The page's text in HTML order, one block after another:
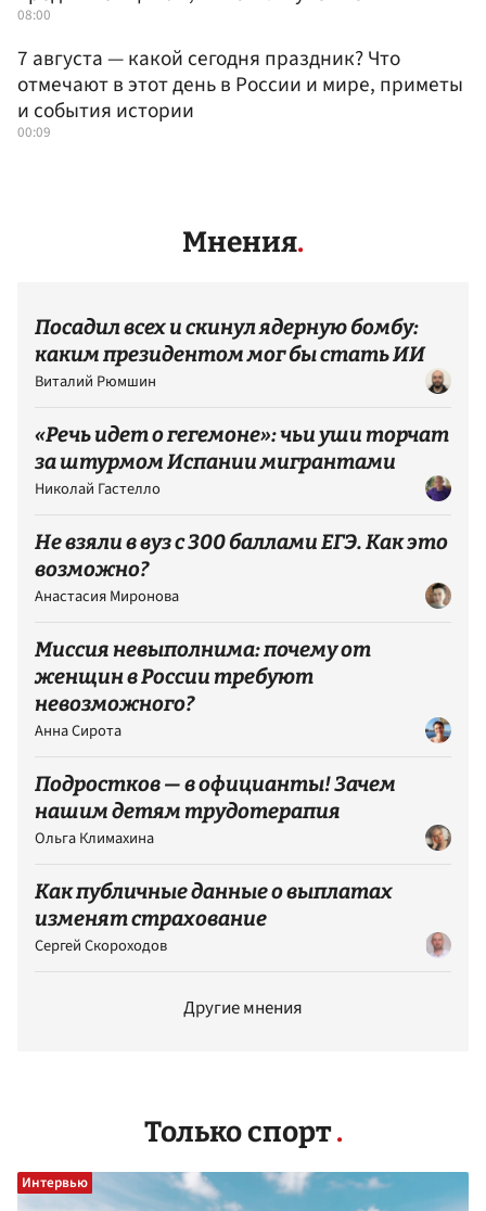
08:00
7 августа — какой сегодня праздник? Что
отмечают в этот день в России и мире, приметы
и события истории
00:09
Мнения
Посадил всех и скинул ядерную бомбу:
каким президентом мог бы стать ИИ
Виталий Рюмшин
«Речь идет о гегемоне»: чьи уши торчат
за штурмом Испании мигрантами
Николай Гастелло
Не взяли в вуз с 300 баллами ЕГЭ. Как это
возможно?
Анастасия Миронова
Миссия невыполнима: почему от
женщин в России требуют
невозможного?
Анна Сирота
Подростков — в официанты! Зачем
нашим детям трудотерапия
Ольга Климахина
Как публичные данные о выплатах
изменят страхование
Сергей Скороходов
Другие мнения
Только спорт